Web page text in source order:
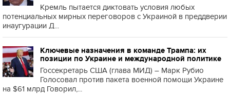
Кремль пытается диктовать условия любых
потенциальных мирных переговоров с Украиной в преддверии
инаугурации Д...
Ключевые назначения в команде Трампа: их
позиции по Украине и международной политике
Госсекретарь США (глава МИД) – Марк Рубио
Голосовал против пакета военной помощи Украине
на $61 млрд Говорил,...